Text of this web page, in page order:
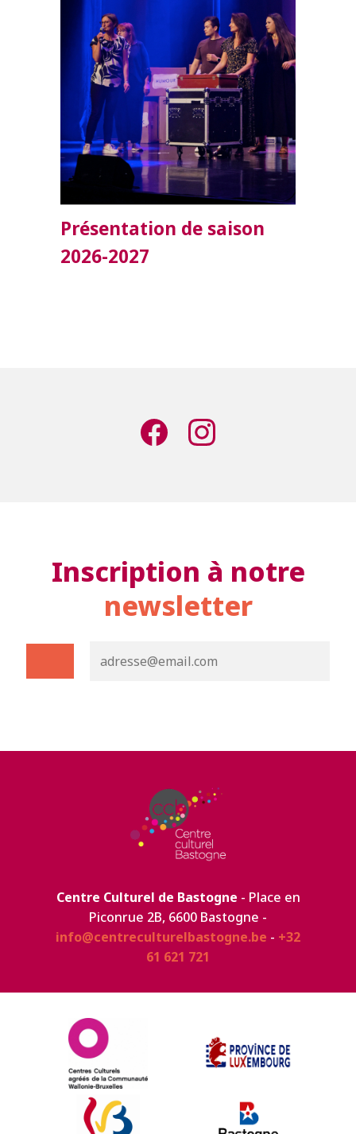
Présentation de saison
2026-2027
Inscription à notre
newsletter
Centre Culturel de Bastogne - Place en
Piconrue 2B, 6600 Bastogne -
info@centreculturelbastogne.be - +32
61 621 721